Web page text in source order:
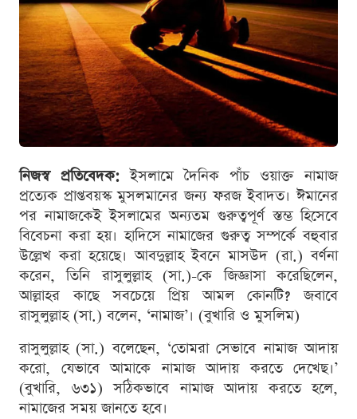
নিজস্ব প্রতিবেদক: ইসলামে দৈনিক পাঁচ ওয়াক্ত নামাজ
প্রত্যেক প্রাপ্তবয়স্ক মুসলমানের জন্য ফরজ ইবাদত। ঈমানের
পর নামাজকেই ইসলামের অন্যতম গুরুত্বপূর্ণ স্তম্ভ হিসেবে
বিবেচনা করা হয়। হাদিসে নামাজের গুরুত্ব সম্পর্কে বহুবার
উল্লেখ করা হয়েছে। আবদুল্লাহ ইবনে মাসউদ (রা.) বর্ণনা
করেন, তিনি রাসুলুল্লাহ (সা.)-কে জিজ্ঞাসা করেছিলেন,
আল্লাহর কাছে সবচেয়ে প্রিয় আমল কোনটি? জবাবে
রাসুলুল্লাহ (সা.) বলেন, ‘নামাজ’। (বুখারি ও মুসলিম)
রাসুলুল্লাহ (সা.) বলেছেন, ‘তোমরা সেভাবে নামাজ আদায়
করো, যেভাবে আমাকে নামাজ আদায় করতে দেখেছ।’
(বুখারি, ৬৩১) সঠিকভাবে নামাজ আদায় করতে হলে,
নামাজের সময় জানতে হবে।